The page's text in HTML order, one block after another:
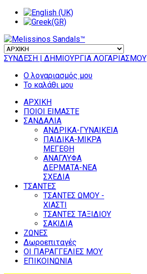
ΣΥΝΔΕΣΗ | ΔΗΜΙΟΥΡΓΙΑ ΛΟΓΑΡΙΑΣΜΟΥ
Ο λογαριασμός μου
Το καλάθι μου
ΑΡΧΙΚΗ
ΠΟΙΟΙ ΕΙΜΑΣΤΕ
ΣΑΝΔΑΛΙΑ
ΑΝΔΡΙΚΑ-ΓΥΝΑΙΚΕΙΑ
ΠΑΙΔΙΚΑ-ΜΙΚΡΑ
ΜΕΓΕΘΗ
ΑΝΑΓΛΥΦΑ
ΔΕΡΜΑΤΑ-ΝΕΑ
ΣΧΕΔΙΑ
ΤΣΑΝΤΕΣ
ΤΣΑΝΤΕΣ ΩΜΟΥ -
ΧΙΑΣΤΙ
ΤΣΑΝΤΕΣ ΤΑΞΙΔΙΟΥ
ΣΑΚΙΔΙΑ
ΖΩΝΕΣ
Δωροεπιταγές
ΟΙ ΠΑΡΑΓΓΕΛΙΕΣ ΜΟΥ
ΕΠΙΚΟΙΝΩΝΙΑ